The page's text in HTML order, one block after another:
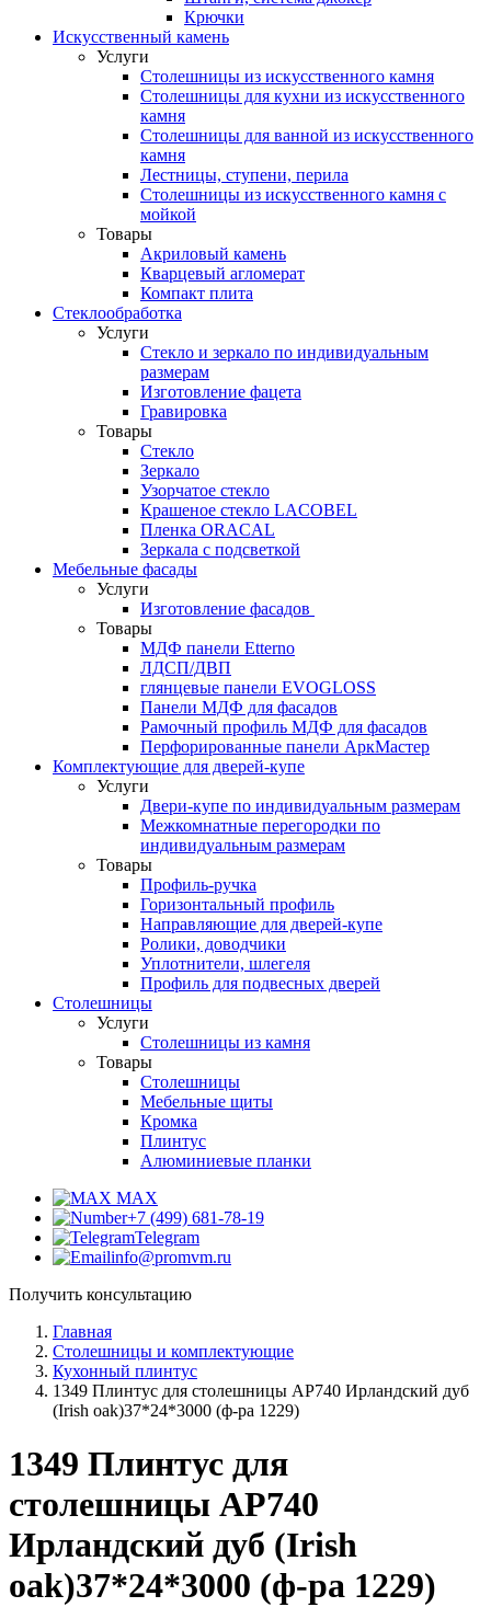
Крючки
Искусственный камень
Услуги
Столешницы из искусственного камня
Столешницы для кухни из искусственного
камня
Столешницы для ванной из искусственного
камня
Лестницы, ступени, перила
Столешницы из искусственного камня с
мойкой
Товары
Акриловый камень
Кварцевый агломерат
Компакт плита
Стеклообработка
Услуги
Стекло и зеркало по индивидуальным
размерам
Изготовление фацета
Гравировка
Товары
Стекло
Зеркало
Узорчатое стекло
Крашеное стекло LACOBEL
Пленка ORACAL
Зеркала с подсветкой
Мебельные фасады
Услуги
Изготовление фасадов
Товары
МДФ панели Etterno
ЛДСП/ДВП
глянцевые панели EVOGLOSS
Панели МДФ для фасадов
Рамочный профиль МДФ для фасадов
Перфорированные панели АркМастер
Комплектующие для дверей-купе
Услуги
Двери-купе по индивидуальным размерам
Межкомнатные перегородки по
индивидуальным размерам
Товары
Профиль-ручка
Горизонтальный профиль
Направляющие для дверей-купе
Ролики, доводчики
Уплотнители, шлегеля
Профиль для подвесных дверей
Столешницы
Услуги
Столешницы из камня
Товары
Столешницы
Мебельные щиты
Кромка
Плинтус
Алюминиевые планки
MAX
+7 (499) 681-78-19
Telegram
info@promvm.ru
Получить консультацию
Главная
Столешницы и комплектующие
Кухонный плинтус
1349 Плинтус для столешницы АР740 Ирландский дуб
(Irish oak)37*24*3000 (ф-ра 1229)
1349 Плинтус для
столешницы АР740
Ирландский дуб (Irish
oak)37*24*3000 (ф-ра 1229)